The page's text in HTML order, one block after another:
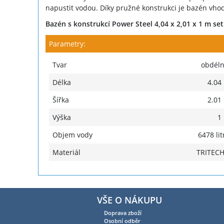
napustit vodou. Díky pružné konstrukci je bazén
Bazén s konstrukcí Power Steel 4,04 x 2,01 x 1 m
Parametry:
Tvar
Délka
4.04
Šířka
2.01
Výška
1
Objem vody
6478
Materiál
VŠE O NÁKUPU
Doprava zboží
Osobní odběr